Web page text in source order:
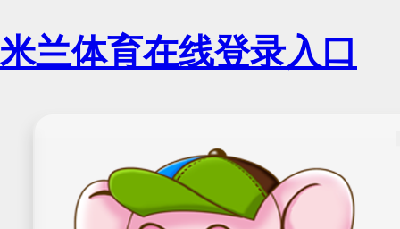
米兰体育在线登录入口